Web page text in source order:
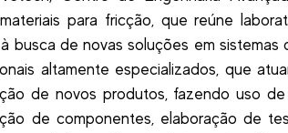
para fricção, que reúne
busca de novas soluções em sistemas
altamente especializados, que
de novos produtos, fazendo uso de
de componentes, elaboração de